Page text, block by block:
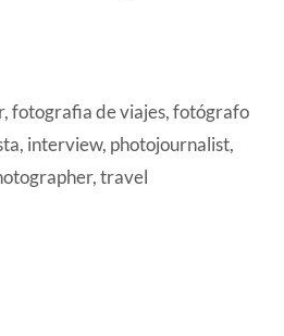
,fotografia de viajes,fotógrafo
, interview, photojournalist,
,travel